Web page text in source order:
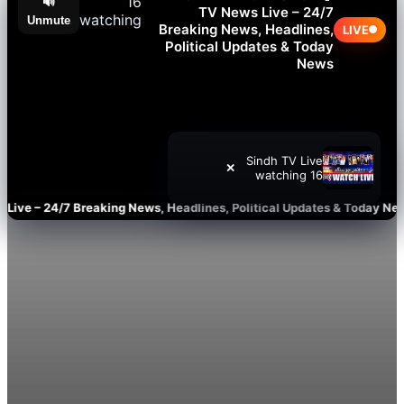
TV News Live – 24/7
Breaking News, Headlines,
Political Updates & Today
watching
Unmute
Sindh TV Live
16 watching
✕